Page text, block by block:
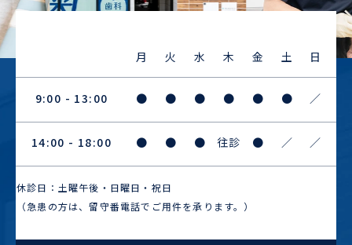
月 火 水 木 金 土 日
9:00 - 13:00 ● ● ● ● ● ● ／
14:00 - 18:00 ● ● ● 往診 ● ／ ／
休診日：土曜午後・日曜日・祝日
（急患の方は、留守番電話でご用件を承ります。）